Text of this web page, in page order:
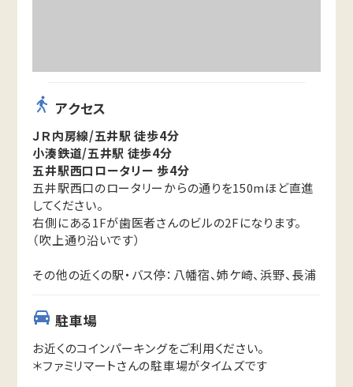
アクセス
ＪＲ内房線/五井駅 徒歩4分
小湊鉄道/五井駅 徒歩4分
五井駅西口ロータリー 歩4分
五井駅西口のロータリーからの通りを150mほど直進
してください。
右側にある1Fが歯医者さんのビルの2Fになります。
（吹上通り沿いです）
その他の近くの駅・バス停：八幡宿、姉ケ崎、浜野、長浦
駐車場
お近くのコインパーキングをご利用ください。
＊ファミリマートさんの駐車場がタイムズです